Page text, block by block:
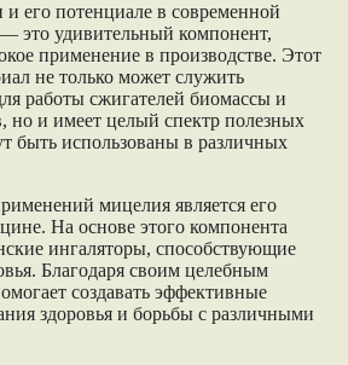
его потенциале в современной
это удивительный компонент,
применение в производстве. Этот
не только может служить
работы сжигателей биомассы и
но и имеет целый спектр полезных
быть использованы в различных
мицелия является его
На основе этого компонента
ингаляторы, способствующие
Благодаря своим целебным
создавать эффективные
здоровья и борьбы с различными